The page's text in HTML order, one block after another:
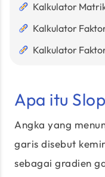
Kalkulator
Kalkulator
Kalkulator
Apa itu
Angka yang
garis disebut
sebagai gradien